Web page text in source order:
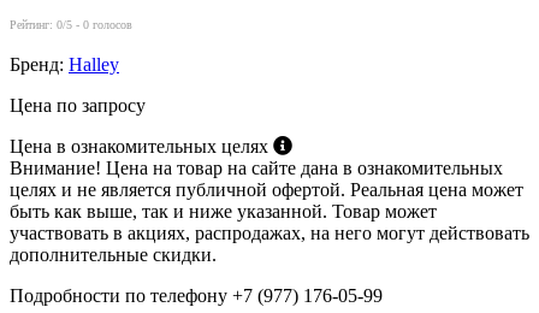
Рейтинг: 0/5 - 0 голосов
Бренд: Halley
Цена по запросу
Цена в ознакомительных целях
Внимание! Цена на товар на сайте дана в ознакомительных
целях и не является публичной офертой. Реальная цена может
быть как выше, так и ниже указанной. Товар может
участвовать в акциях, распродажах, на него могут действовать
дополнительные скидки.
Подробности по телефону +7 (977) 176-05-99